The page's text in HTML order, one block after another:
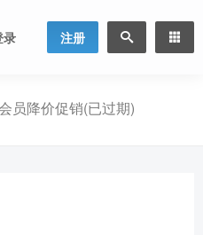
录 注册
员降价促销(已过期)